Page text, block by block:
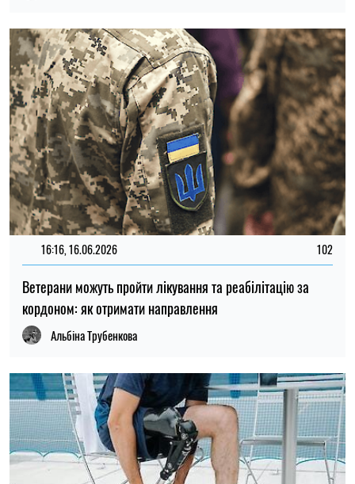
16:16, 16.06.2026 102
Ветерани можуть пройти лікування та реабілітацію за
кордоном: як отримати направлення
Альбіна Трубенкова